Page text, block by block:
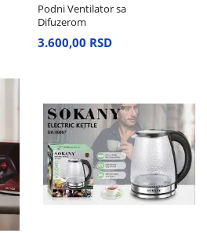
Podni Ventilator sa
Difuzerom
3.600,00 RSD